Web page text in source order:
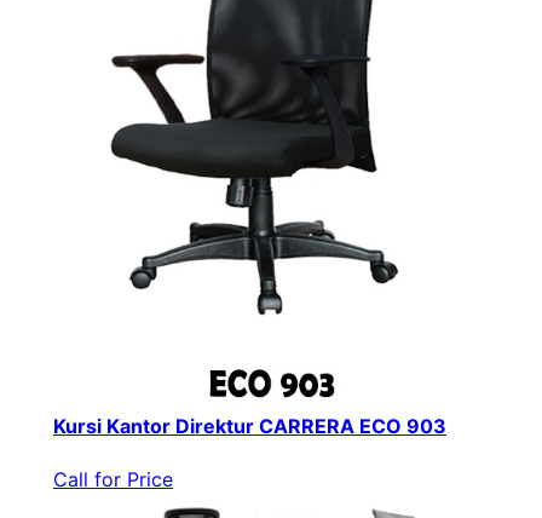
Kursi Kantor Direktur CARRERA ECO 903
Call for Price